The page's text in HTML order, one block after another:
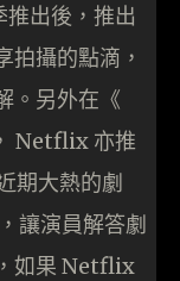
出後，推出
拍攝的點滴，
。另外在《
Netflix 亦推
期大熱的劇
讓演員解答劇
如果 Netflix